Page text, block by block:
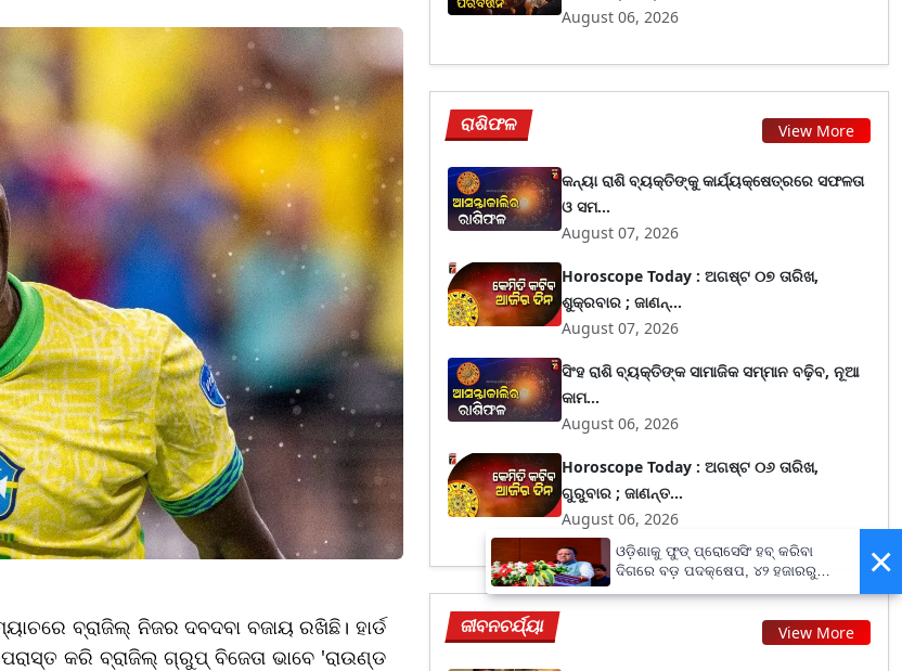
ବ୍ରାଜିଲ୍ ନିଜର ଦବଦବା ବଜାୟ ରଖିଛି। ହାର୍ଡ
କରି ବ୍ରାଜିଲ୍ ଗ୍ରୁପ୍ ବିଜେତା ଭାବେ 'ରାଉଣ୍ଡ
August 06, 2026
ରାଶିଫଳ View More
କନ୍ୟା ରାଶି ବ୍ୟକ୍ତିଙ୍କୁ କାର୍ଯ୍ୟକ୍ଷେତ୍ରରେ ସଫଳତା
ଓ ସମ...
August 07, 2026
Horoscope Today : ଅଗଷ୍ଟ ୦୭ ତାରିଖ,
ଶୁକ୍ରବାର ; ଜାଣନ୍...
August 07, 2026
ସିଂହ ରାଶି ବ୍ୟକ୍ତିଙ୍କ ସାମାଜିକ ସମ୍ମାନ ବଢ଼ିବ, ନୂଆ
କାମ...
August 06, 2026
Horoscope Today : ଅଗଷ୍ଟ ୦୬ ତାରିଖ,
ଗୁରୁବାର ; ଜାଣନ୍ତ...
August 06, 2026
ଜୀବନଚର୍ଯ୍ୟା View More
×
ଓଡ଼ିଶାକୁ ଫୁଡ୍ ପ୍ରୋସେସିଂ ହବ୍ କରିବା
ଦିଗରେ ବଡ଼ ପଦକ୍ଷେପ, ୪୨ ହଜାରରୁ
ଅଧିକ ନିଯୁକ୍ତି ସୁଯୋଗ